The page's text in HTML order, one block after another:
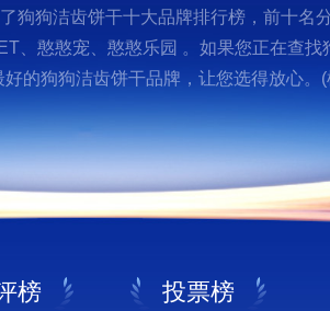
狗洁齿饼干十大品牌排行榜，前十名
、憨憨宠、憨憨乐园 。如果您正在查
的狗狗洁齿饼干品牌，让您选得放心。
榜 投票榜